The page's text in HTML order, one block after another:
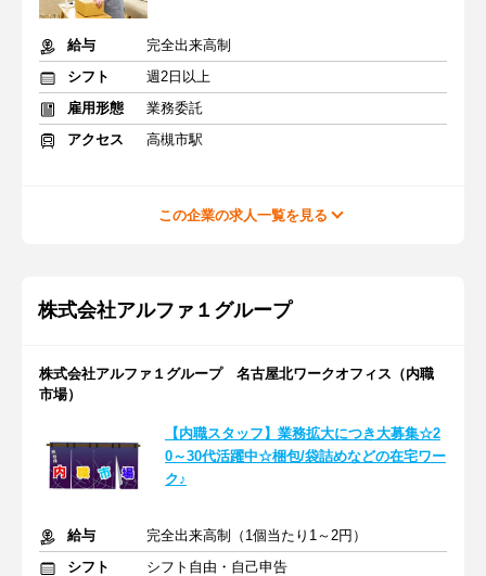
給与
完全出来高制
シフト
週2日以上
雇用形態
業務委託
アクセス
高槻市駅
この企業の求人一覧を見る
株式会社アルファ１グループ
株式会社アルファ１グループ 名古屋北ワークオフィス（内職
市場）
【内職スタッフ】業務拡大につき大募集☆2
0～30代活躍中☆梱包/袋詰めなどの在宅ワー
ク♪
給与
完全出来高制（1個当たり1～2円）
シフト
シフト自由・自己申告